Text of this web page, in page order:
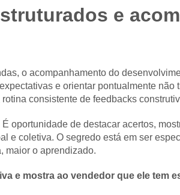
e
o acompanhamento do
e orientar pontualmente não
consistente de feedbacks
oportunidade de destacar acertos,
e coletiva. O segredo está em ser
maior o aprendizado.
e mostra ao vendedor que ele tem